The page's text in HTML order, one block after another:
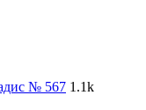
№ 567 1.1k